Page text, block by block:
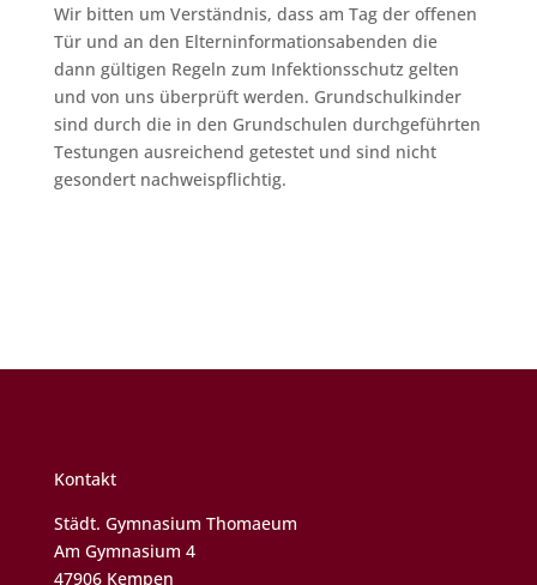
Wir bitten um Verständnis, dass am Tag der offenen
Tür und an den Elterninformationsabenden die
dann gültigen Regeln zum Infektionsschutz gelten
und von uns überprüft werden. Grundschulkinder
sind durch die in den Grundschulen durchgeführten
Testungen ausreichend getestet und sind nicht
gesondert nachweispflichtig.
Kontakt
Städt. Gymnasium Thomaeum
Am Gymnasium 4
47906 Kempen